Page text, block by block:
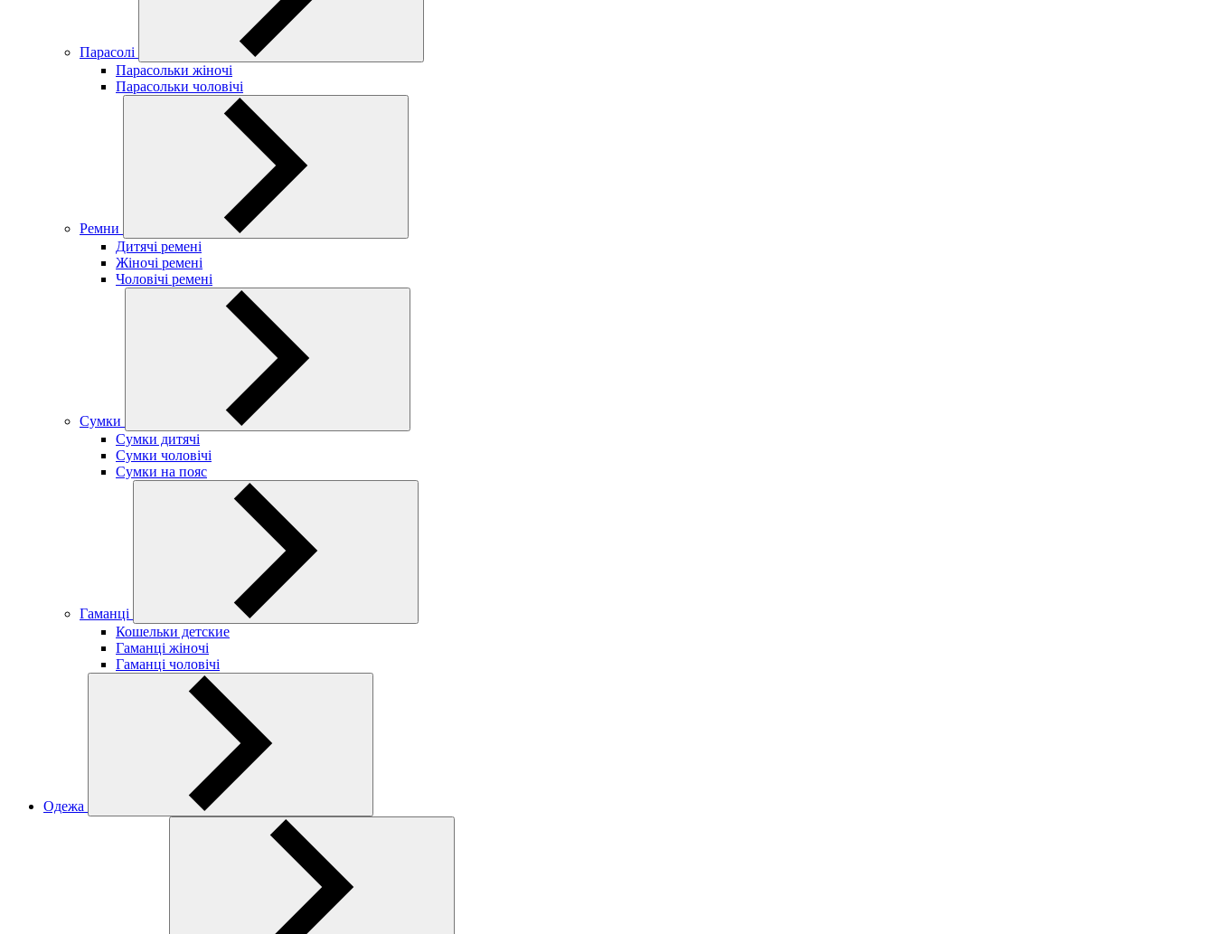
Парасолі
Парасольки жіночі
Парасольки чоловічі
Ремни
Дитячі ремені
Жіночі ремені
Чоловічі ремені
Сумки
Сумки дитячі
Сумки чоловічі
Сумки на пояс
Гаманці
Кошельки детские
Гаманці жіночі
Гаманці чоловічі
Одежа